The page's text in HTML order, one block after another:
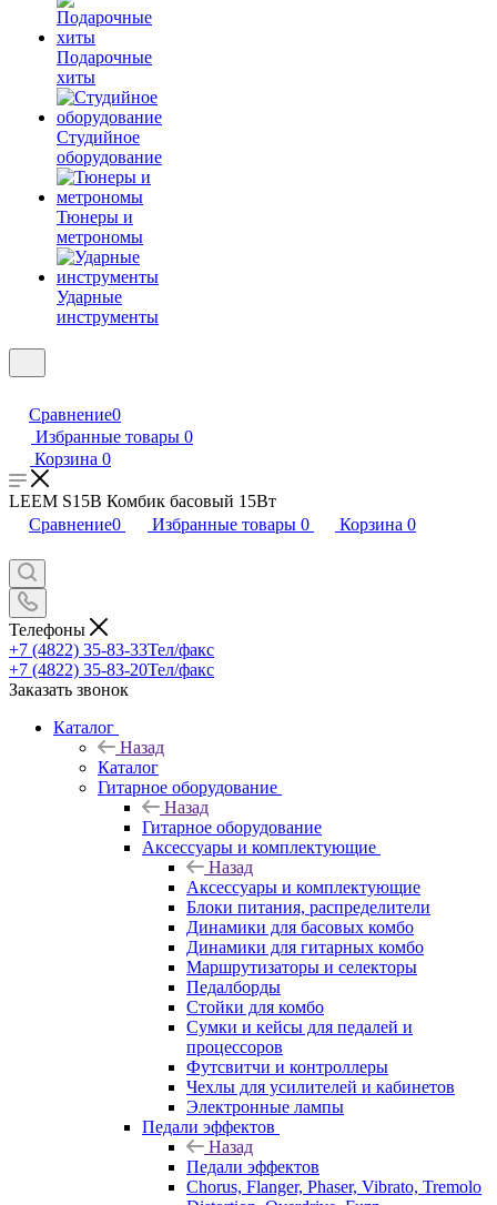
Подарочные
хиты
Студийное
оборудование
Тюнеры и
метрономы
Ударные
инструменты
Сравнение0
Избранные товары 0
Корзина 0
LEEM S15B Комбик басовый 15Вт
Сравнение0 Избранные товары 0 Корзина 0
Телефоны
+7 (4822) 35-83-33Тел/факс
+7 (4822) 35-83-20Тел/факс
Заказать звонок
Каталог
Назад
Каталог
Гитарное оборудование
Назад
Гитарное оборудование
Аксессуары и комплектующие
Назад
Аксессуары и комплектующие
Блоки питания, распределители
Динамики для басовых комбо
Динамики для гитарных комбо
Маршрутизаторы и селекторы
Педалборды
Стойки для комбо
Сумки и кейсы для педалей и
процессоров
Футсвитчи и контроллеры
Чехлы для усилителей и кабинетов
Электронные лампы
Педали эффектов
Назад
Педали эффектов
Chorus, Flanger, Phaser, Vibrato, Tremolo